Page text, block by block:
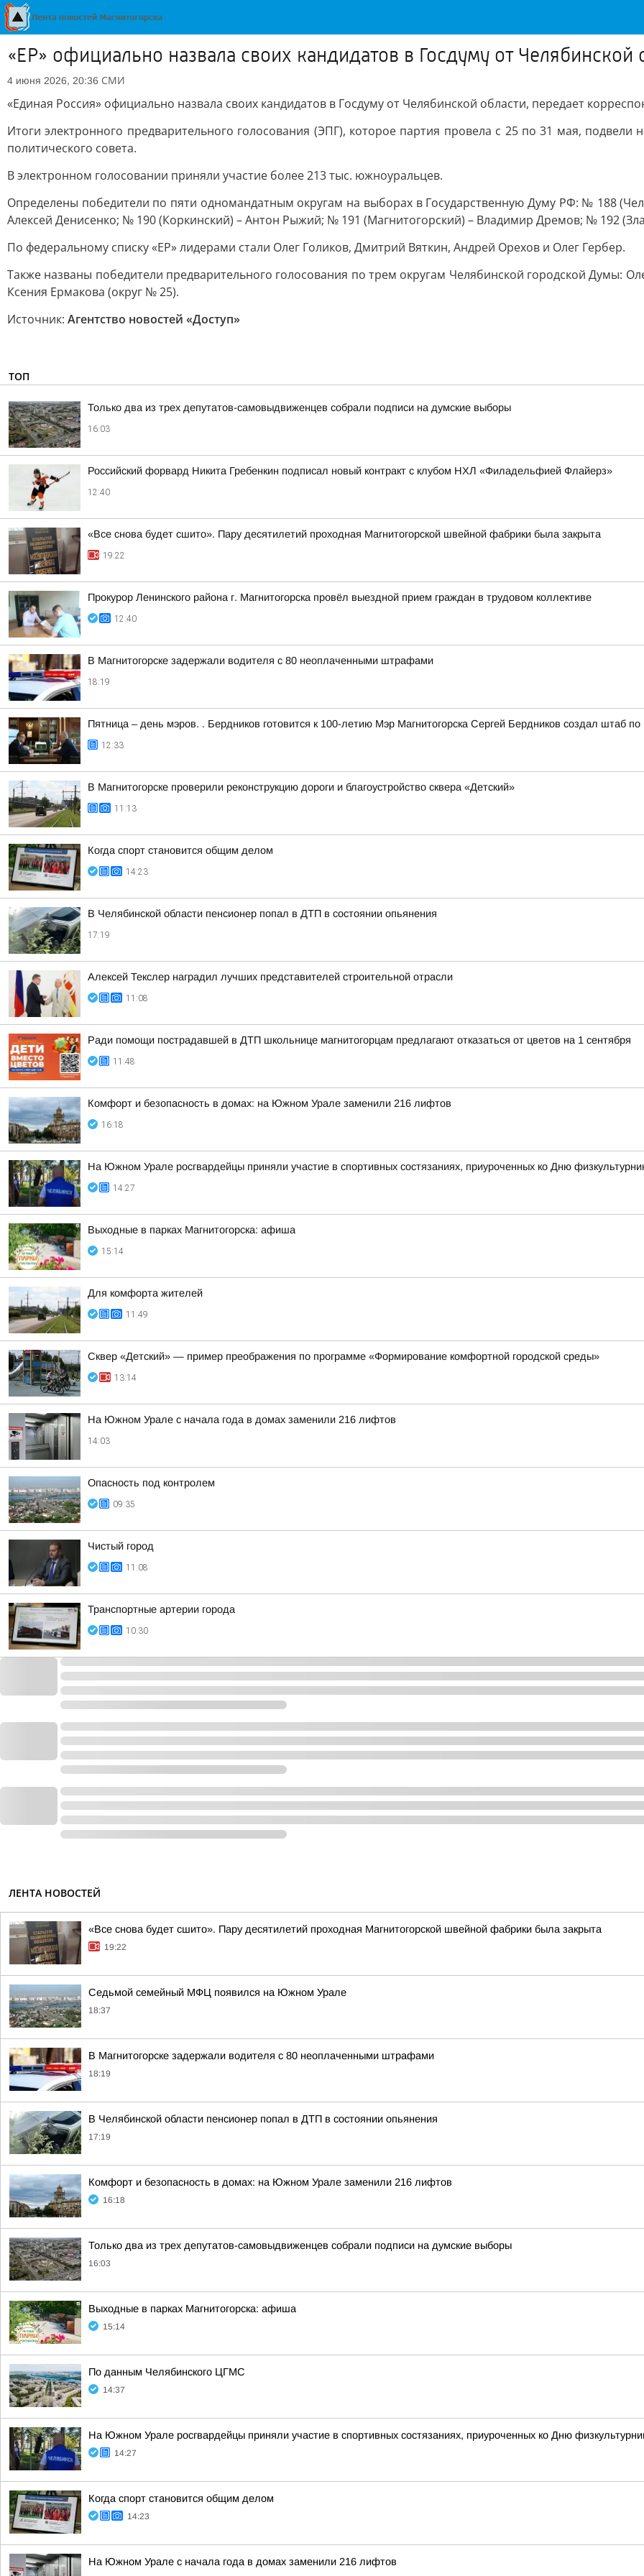
«ЕР» официально назвала своих кандидатов в Госдуму от Челябинской
4 июня 2026, 20:36 СМИ
«Единая Россия» официально назвала своих кандидатов в Госдуму от Челябинской области, передает
Итоги электронного предварительного голосования (ЭПГ), которое партия провела с 25 по 31 мая,
политического совета.
В электронном голосовании приняли участие более 213 тыс. южноуральцев.
Определены победители по пяти одномандатным округам на выборах в Государственную Думу РФ: № 188
Алексей Денисенко; № 190 (Коркинский) – Антон Рыжий; № 191 (Магнитогорский) – Владимир Дремов; № 192
По федеральному списку «ЕР» лидерами стали Олег Голиков, Дмитрий Вяткин, Андрей Орехов и Олег Гербер.
Также названы победители предварительного голосования по трем округам Челябинской городской Думы:
Ксения Ермакова (округ № 25).
Источник: Агентство новостей «Доступ»
ТОП
Только два из трех депутатов-самовыдвиженцев собрали подписи на думские выборы
16:03
Российский форвард Никита Гребенкин подписал новый контракт с клубом НХЛ «Филадельфией Флайерз»
12:40
«Все снова будет сшито». Пару десятилетий проходная Магнитогорской швейной фабрики была закрыта
19:22
Прокурор Ленинского района г. Магнитогорска провёл выездной прием граждан в трудовом коллективе
12:40
В Магнитогорске задержали водителя с 80 неоплаченными штрафами
18:19
Пятница – день мэров. . Бердников готовится к 100-летию Мэр Магнитогорска Сергей Бердников создал штаб
12:33
В Магнитогорске проверили реконструкцию дороги и благоустройство сквера «Детский»
11:13
Когда спорт становится общим делом
14:23
В Челябинской области пенсионер попал в ДТП в состоянии опьянения
17:19
Алексей Текслер наградил лучших представителей строительной отрасли
11:08
Ради помощи пострадавшей в ДТП школьнице магнитогорцам предлагают отказаться от цветов на 1 сентября
11:48
Комфорт и безопасность в домах: на Южном Урале заменили 216 лифтов
16:18
На Южном Урале росгвардейцы приняли участие в спортивных состязаниях, приуроченных ко Дню
14:27
Выходные в парках Магнитогорска: афиша
15:14
Для комфорта жителей
11:49
Сквер «Детский» — пример преображения по программе «Формирование комфортной городской среды»
13:14
На Южном Урале с начала года в домах заменили 216 лифтов
14:03
Опасность под контролем
09:35
Чистый город
11:08
Транспортные артерии города
10:30
ЛЕНТА НОВОСТЕЙ
«Все снова будет сшито». Пару десятилетий проходная Магнитогорской швейной фабрики была закрыта
19:22
Седьмой семейный МФЦ появился на Южном Урале
18:37
В Магнитогорске задержали водителя с 80 неоплаченными штрафами
18:19
В Челябинской области пенсионер попал в ДТП в состоянии опьянения
17:19
Комфорт и безопасность в домах: на Южном Урале заменили 216 лифтов
16:18
Только два из трех депутатов-самовыдвиженцев собрали подписи на думские выборы
16:03
Выходные в парках Магнитогорска: афиша
15:14
По данным Челябинского ЦГМС
14:37
На Южном Урале росгвардейцы приняли участие в спортивных состязаниях, приуроченных ко Дню
14:27
Когда спорт становится общим делом
14:23
На Южном Урале с начала года в домах заменили 216 лифтов